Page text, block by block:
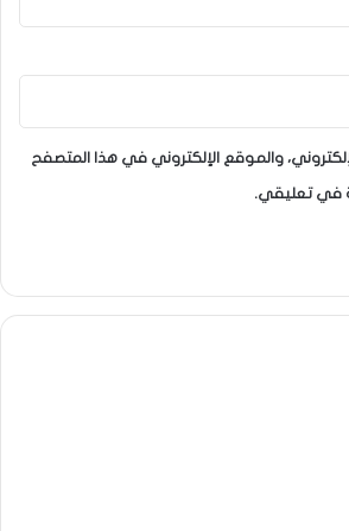
والموقع الإلكتروني في هذا المتصفح
في تعليقي.